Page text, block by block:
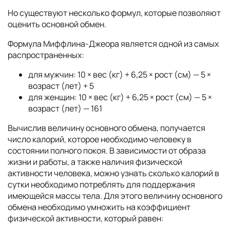
Но существуют несколько формул, которые позволяют
оценить основной обмен.
Формула Миффлина-Джеора является одной из самых
распространенных:
для мужчин: 10 × вес (кг) + 6,25 × рост (см) — 5 ×
возраст (лет) + 5
для женщин: 10 × вес (кг) + 6,25 × рост (см) — 5 ×
возраст (лет) — 161
Вычислив величину основного обмена, получается
число калорий, которое необходимо человеку в
состоянии полного покоя. В зависимости от образа
жизни и работы, а также наличия физической
активности человека, можно узнать сколько калорий в
сутки необходимо потреблять для поддержания
имеющейся массы тела. Для этого величину основного
обмена необходимо умножить на коэффициент
физической активности, который равен: